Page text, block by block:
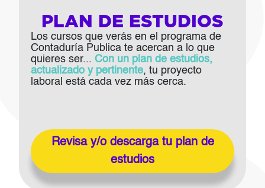
PLAN DE ESTUDIOS
Los cursos que verás en el programa de
Contaduría Publica te acercan a lo que
quieres ser...Con un plan de estudios,
actualizado y pertinente, tu proyecto
laboral está cada vez más cerca.
Revisa y/o descarga tu plan de
estudios